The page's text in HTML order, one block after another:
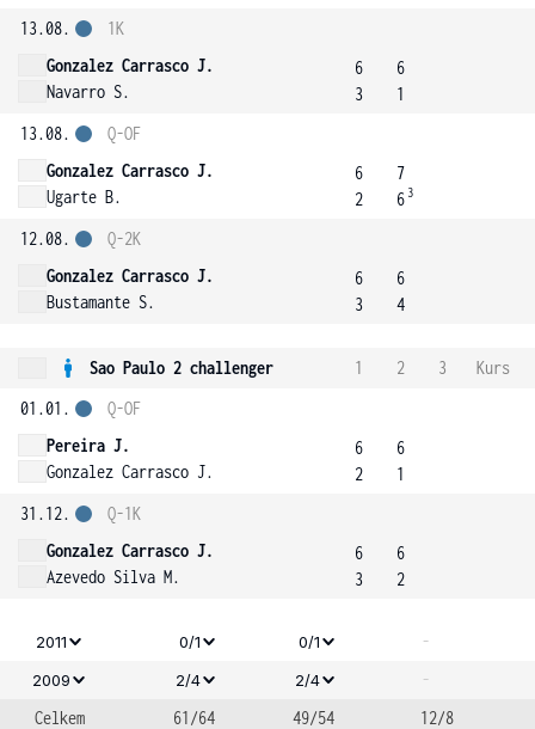
13.08.
Gonzalez Carrasco J.
Navarro S.
1K
6
3
6
1
13.08.
Gonzalez Carrasco J.
Ugarte B.
Q-OF
6
2
7
6 3
12.08.
Gonzalez Carrasco J.
Bustamante S.
Q-2K
6
3
6
4
Sao Paulo 2 challenger 1 2 3
Kurs
01.01.
Pereira J.
Gonzalez Carrasco J.
Q-OF
6
2
6
1
31.12.
Gonzalez Carrasco J.
Azevedo Silva M.
Q-1K
6
3
6
2
2011 0/1 0/1 -
2009 2/4 2/4
-
Celkem
61/64 49/54 12/8